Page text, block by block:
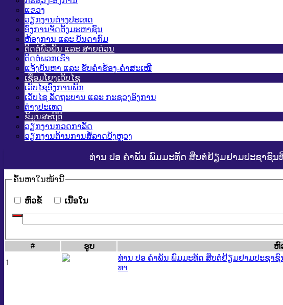
ແຂວງ
ວຽກງານຕ່າງປະເທດ
ອົງການຈັດຕັ້ງມະຫາຊົນ
ຫ້ອງການ ແລະ ບັນດາກົມ
ຕິດຕໍ່ພົວພັນ ແລະ ສາຍດ່ວນ
ຕິດຕໍ່ພວກເຮົາ
ແຈ້ງບັນຫາ ແລະ ຮັບຄໍາຮ້ອງ-ຄໍາສະເໜີ
ເຊື່ອມໂຍງເວັບໄຊ
ເວັບໄຊອົງການພັກ
ເວັບໄຊ ລັດຖະບານ ແລະ ກະຊວງອົງການ
ຕ່າງປະເທດ
ຂໍ້ມູນສະຖິຕິ
ວຽກງານກວດກາລັດ
ວຽກງານຕ້ານການສໍ້ລາດບັງຫຼວງ
ທ່ານ ປອ ຄຳພັນ ພົມມະທັດ ສືບຕໍ່ຢ້ຽມຢາມປະຊາຊົ
ຄົ້ນ​ຫາ​ໃນ​ໜ້ານີ້
​ຫົວ​ຂໍ້ ​ເນື້ອ​ໃນ
# ຮູບ
ຫົ
1
ທ່ານ ປອ ຄຳພັນ ພົມມະທັດ ສືບຕໍ່ຢ້ຽມຢາມປະຊາ
ທາ